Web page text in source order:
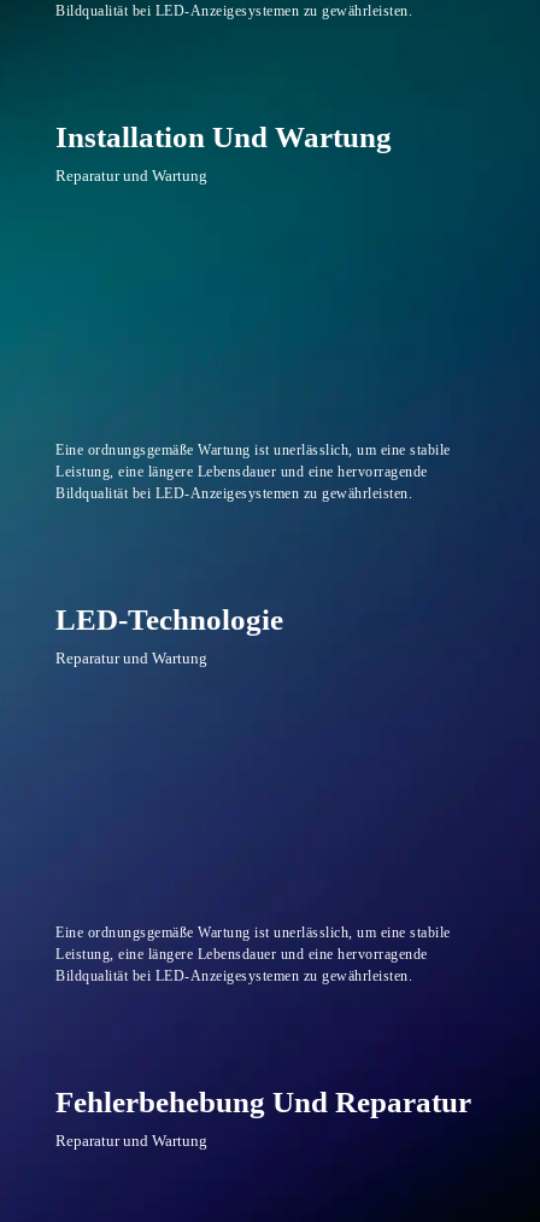
Bildqualität bei LED-Anzeigesystemen zu gewährleisten.
Installation Und Wartung
Reparatur und Wartung
Eine ordnungsgemäße Wartung ist unerlässlich, um eine stabile
Leistung, eine längere Lebensdauer und eine hervorragende
Bildqualität bei LED-Anzeigesystemen zu gewährleisten.
LED-Technologie
Reparatur und Wartung
Eine ordnungsgemäße Wartung ist unerlässlich, um eine stabile
Leistung, eine längere Lebensdauer und eine hervorragende
Bildqualität bei LED-Anzeigesystemen zu gewährleisten.
Fehlerbehebung Und Reparatur
Reparatur und Wartung